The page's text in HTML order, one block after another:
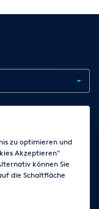
ändern
zu optimieren und
Akzeptieren"
können Sie
die Schaltfläche